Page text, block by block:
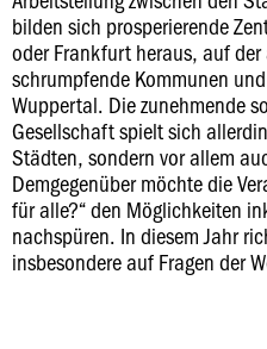
bilden sich prosperierende
oder Frankfurt heraus, auf der
schrumpfende Kommunen
Wuppertal. Die zunehmende
Gesellschaft spielt sich
Städten, sondern vor allem
Demgegenüber möchte die
für alle?“ den Möglichkeiten
nachspüren. In diesem Jahr
insbesondere auf Fragen der